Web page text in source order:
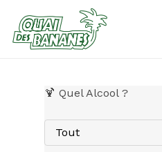
main
content
🍹 Quel Alcool ?
Tout